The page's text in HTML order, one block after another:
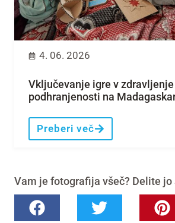
4. 06. 2026
Vključevanje igre v zdravljenje
podhranjenosti na
Preberi več
Vam je fotografija všeč? Delite